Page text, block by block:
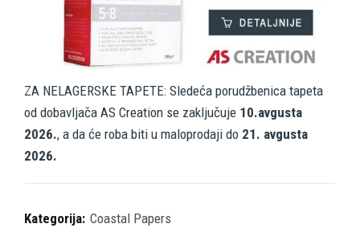
ZA NELAGERSKE TAPETE: Sledeća porudžbenica tapeta
od dobavljača AS Creation se zaključuje 10.avgusta
2026., a da će roba biti u maloprodaji do 21. avgusta
2026.
Kategorija: Coastal Papers